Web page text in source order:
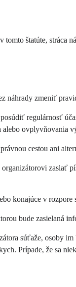
štatúte, stráca
náhrady zmeniť
regulárnosť
ovplyvňovania
cestou ani
zaslať
konajúce v rozpore
bude zasielaná
súťaže, osoby
Prípade, že sa